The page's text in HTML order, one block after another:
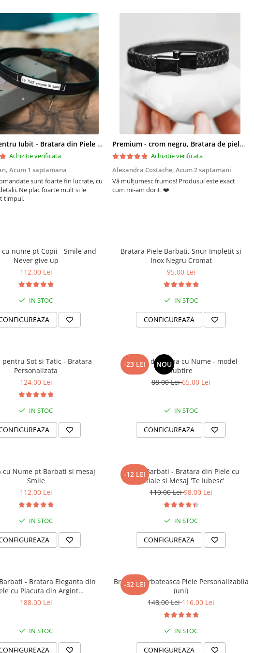
din peste 8 ani de
dacă este necesar.
reparațiilor poate fi acoperit de
cheilor tale și transmite un
Cadou pentru Iubit - Bratara din Piele si Argint - mesaj Cu tine
Achizitie verificata
Acum 1 saptamana
sunt foarte fin lucrate, cu
Ne plac foarte mult si le
timpul.
Premium - crom negru, Bratara de piele PERSONALIZABILA (classic)
Achizitie verificata
Alexandra Costache, Acum 2 saptamani
Vă mulțumesc frumos! Produsul este exact
cum mi-am dorit. ❤️
cu nume pt Copii - Smile and
Never give up
112,00 Lei
IN STOC
Bratara Piele Barbati, Snur Impletit si
Inox Negru Cromat
95,00 Lei
IN STOC
CONFIGUREAZA
pentru Sot si Tatic - Bratara
Personalizata
124,00 Lei
IN STOC
-23 LEI NOU
Bratara de Dama cu Nume - model
subtire
88,00 Lei65,00 Lei
IN STOC
CONFIGUREAZA
cu Nume pt Barbati si mesaj
Smile
112,00 Lei
IN STOC
-12 LEI
Cadou Barbati - Bratara din Piele cu
Initiale si Mesaj 'Te Iubesc'
110,00 Lei98,00 Lei
IN STOC
CONFIGUREAZA
- Bratara Eleganta din
cu Placuta din Argint
Personalizabila
188,00 Lei
IN STOC
-32 LEI
Bratara Barbateasca Piele Personalizabila
(uni)
148,00 Lei116,00 Lei
IN STOC
CONFIGUREAZA